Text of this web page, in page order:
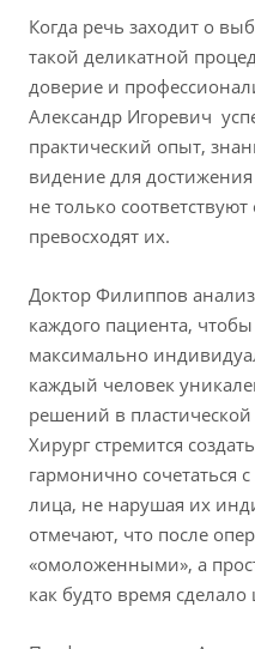
Когда речь заходит о
такой деликатной
доверие и
Александр Игоревич
практический опыт,
видение для достижения
не только
превосходят их.
Доктор Филиппов
каждого пациента,
максимально
каждый человек
решений в
Хирург стремится
гармонично сочетаться
лица, не нарушая их
отмечают, что после
«омоложенными», а
как будто время сделало